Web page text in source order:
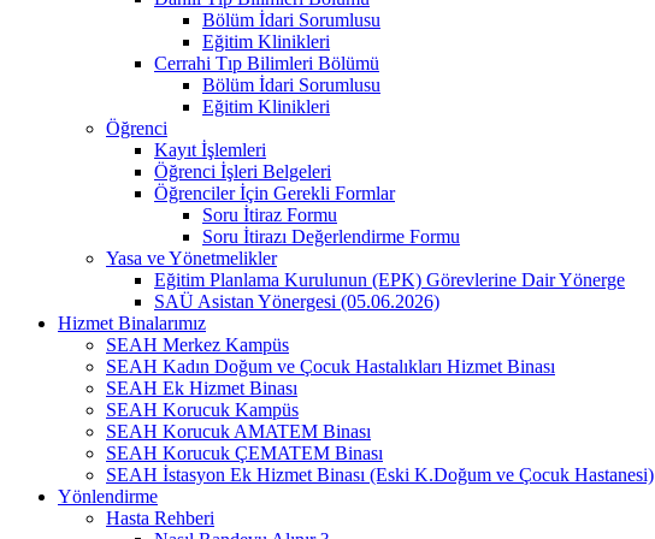
Bölüm İdari Sorumlusu
Eğitim Klinikleri
Cerrahi Tıp Bilimleri Bölümü
Bölüm İdari Sorumlusu
Eğitim Klinikleri
Öğrenci
Kayıt İşlemleri
Öğrenci İşleri Belgeleri
Öğrenciler İçin Gerekli Formlar
Soru İtiraz Formu
Soru İtirazı Değerlendirme Formu
Yasa ve Yönetmelikler
Eğitim Planlama Kurulunun (EPK) Görevlerine Dair Yönerge
SAÜ Asistan Yönergesi (05.06.2026)
Hizmet Binalarımız
SEAH Merkez Kampüs
SEAH Kadın Doğum ve Çocuk Hastalıkları Hizmet Binası
SEAH Ek Hizmet Binası
SEAH Korucuk Kampüs
SEAH Korucuk AMATEM Binası
SEAH Korucuk ÇEMATEM Binası
SEAH İstasyon Ek Hizmet Binası (Eski K.Doğum ve Çocuk Hastanesi)
Yönlendirme
Hasta Rehberi